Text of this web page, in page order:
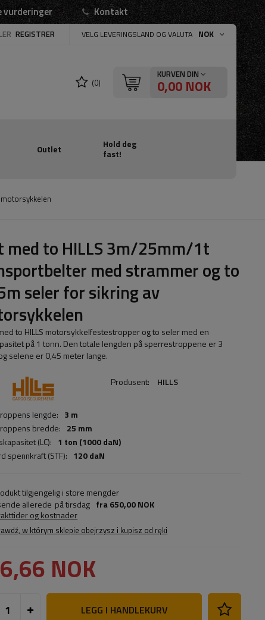
Kontakt
REGISTRER VELG LEVERINGSLAND OG VALUTA NOK
(0)
KURVEN DIN
0,00 NOK
Outlet
Hold deg
fast!
med to HILLS 3m/25mm/1t
med strammer og to
seler for sikring av
to HILLS motorsykkelfestestropper og to seler med en
på 1 tonn. Den totale lengden på sperrestroppene er 3
selene er 0,45 meter lange.
Produsent: HILLS
lengde: 3 m
bredde: 25 mm
(LC): 1 ton (1000 daN)
spennkraft (STF): 120 daN
tilgjengelig i store mengder
allerede på tirsdag fra650,00 NOK
og kostnader
w którym sklepie obejrzysz i kupisz od ręki
NOK
LEGG I HANDLEKURV